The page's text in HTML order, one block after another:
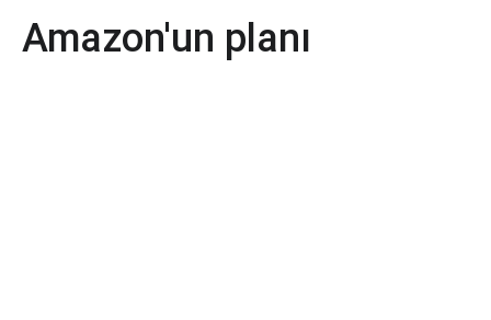
Amazon'un planı